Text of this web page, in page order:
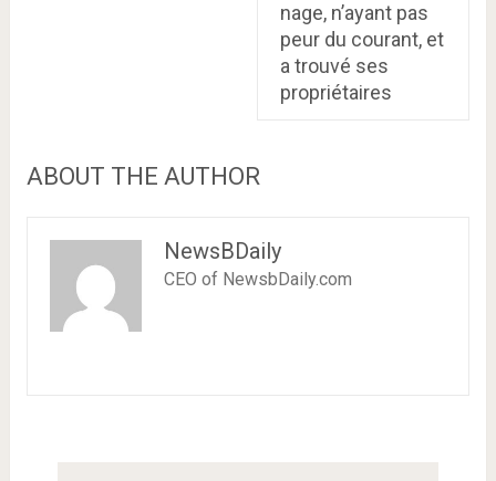
nage, n’ayant pas
peur du courant, et
a trouvé ses
propriétaires
ABOUT THE AUTHOR
NewsBDaily
CEO of NewsbDaily.com